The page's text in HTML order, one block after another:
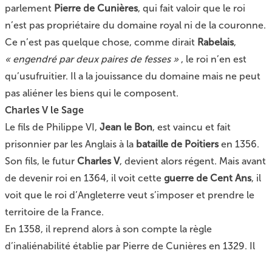
parlement Pierre de Cunières, qui fait valoir que le roi
n’est pas propriétaire du domaine royal ni de la couronne.
Ce n’est pas quelque chose, comme dirait Rabelais,
« engendré par deux paires de fesses » , le roi n’en est
qu’usufruitier. Il a la jouissance du domaine mais ne peut
pas aliéner les biens qui le composent.
Charles V le Sage
Le fils de Philippe VI, Jean le Bon, est vaincu et fait
prisonnier par les Anglais à la bataille de Poitiersen 1356.
Son fils, le futur Charles V, devient alors régent. Mais avant
de devenir roi en 1364, il voit cette guerre de Cent Ans, il
voit que le roi d’Angleterre veut s’imposer et prendre le
territoire de la France.
En 1358, il reprend alors à son compte la règle
d’inaliénabilité établie par Pierre de Cunières en 1329. Il